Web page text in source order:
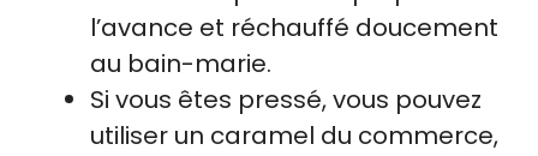
l’avance et réchauffé doucement
au bain-marie.
Si vous êtes pressé, vous pouvez
utiliser un caramel du commerce,